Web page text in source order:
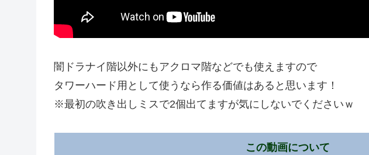
闇ドラナイ階以外にもアクロマ階などでも使えますので
タワーハード用として使うなら作る価値はあると思います！
※最初の吹き出しミスで2個出てますが気にしないでくださいｗ
この動画について